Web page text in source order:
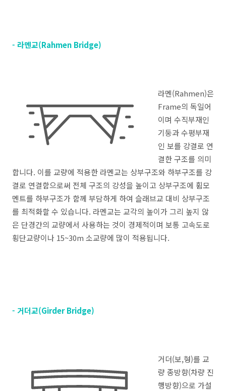
- 라멘교(Rahmen Bridge)
라멘(Rahmen)은
Frame의 독일어
이며 수직부재인
기둥과 수평부재
인 보를 강결로 연
결한 구조를 의미
합니다. 이를 교량에 적용한 라멘교는 상부구조와 하부구조를 강
결로 연결함으로써 전체 구조의 강성을 높이고 상부구조에 휨모
멘트를 하부구조가 함께 부담하게 하여 슬래브교 대비 상부구조
를 최적화할 수 있습니다. 라멘교는 교각의 높이가 그리 높지 않
은 단경간의 교량에서 사용하는 것이 경제적이며 보통 고속도로
횡단교량이나 15~30m 소교량에 많이 적용됩니다.
- 거더교(Girder Bridge)
거더(보,형)를 교
량 종방향(차량 진
행방향)으로 가설